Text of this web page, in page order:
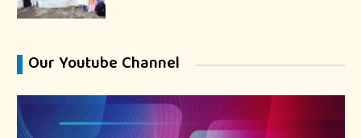
Our Youtube Channel